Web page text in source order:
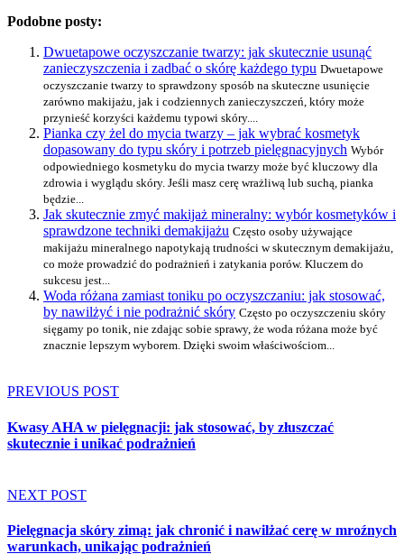
Podobne posty:
Dwuetapowe oczyszczanie twarzy: jak skutecznie usunąć
zanieczyszczenia i zadbać o skórę każdego typu Dwuetapowe
oczyszczanie twarzy to sprawdzony sposób na skuteczne usunięcie
zarówno makijażu, jak i codziennych zanieczyszczeń, który może
przynieść korzyści każdemu typowi skóry....
Pianka czy żel do mycia twarzy – jak wybrać kosmetyk
dopasowany do typu skóry i potrzeb pielęgnacyjnych Wybór
odpowiedniego kosmetyku do mycia twarzy może być kluczowy dla
zdrowia i wyglądu skóry. Jeśli masz cerę wrażliwą lub suchą, pianka
będzie...
Jak skutecznie zmyć makijaż mineralny: wybór kosmetyków i
sprawdzone techniki demakijażu Często osoby używające
makijażu mineralnego napotykają trudności w skutecznym demakijażu,
co może prowadzić do podrażnień i zatykania porów. Kluczem do
sukcesu jest...
Woda różana zamiast toniku po oczyszczaniu: jak stosować,
by nawilżyć i nie podrażnić skóry Często po oczyszczeniu skóry
sięgamy po tonik, nie zdając sobie sprawy, że woda różana może być
znacznie lepszym wyborem. Dzięki swoim właściwościom...
PREVIOUS POST
Kwasy AHA w pielęgnacji: jak stosować, by złuszczać
skutecznie i unikać podrażnień
NEXT POST
Pielęgnacja skóry zimą: jak chronić i nawilżać cerę w mroźnych
warunkach, unikając podrażnień